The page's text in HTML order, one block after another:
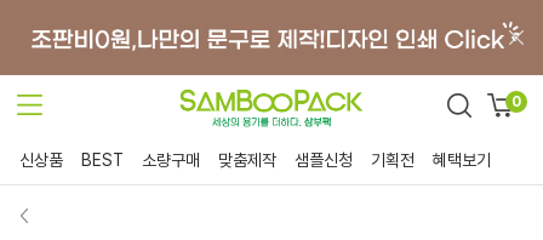
0
신상품 BEST 소량구매 맞춤제작 샘플신청 기획전 혜택보기